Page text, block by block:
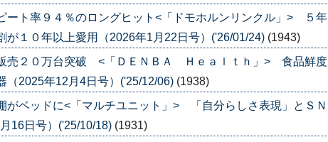
ート率９４％のロングヒット<「ドモホルンリンクル」> ５年
が１０年以上愛用（2026年1月22日号）('26/01/24) (1943)
販売２０万台突破 <「ＤＥＮＢＡ Ｈｅａｌｔｈ」> 食品鮮度
（2025年12月4日号）('25/12/06) (1938)
がベッドに<「マルチユニット」> 「自分らしさ表現」とＳＮ
16日号）('25/10/18) (1931)